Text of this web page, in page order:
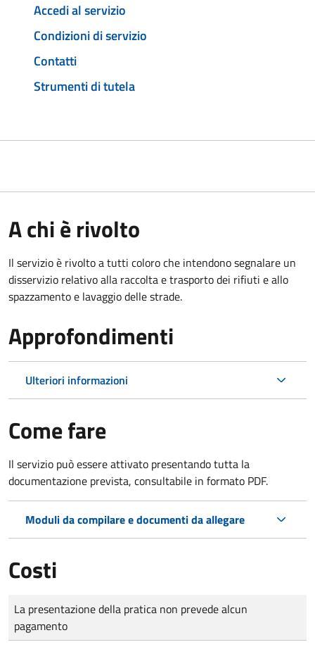
Accedi al servizio
Condizioni di servizio
Contatti
Strumenti di tutela
A chi è rivolto
Il servizio è rivolto a tutti coloro che intendono segnalare un
disservizio relativo alla raccolta e trasporto dei rifiuti e allo
spazzamento e lavaggio delle strade.
Approfondimenti
Ulteriori informazioni
Come fare
Il servizio può essere attivato presentando tutta la
documentazione prevista, consultabile in formato PDF.
Moduli da compilare e documenti da allegare
Costi
Tipo di pagamento
Importo
La presentazione della pratica non prevede alcun
pagamento